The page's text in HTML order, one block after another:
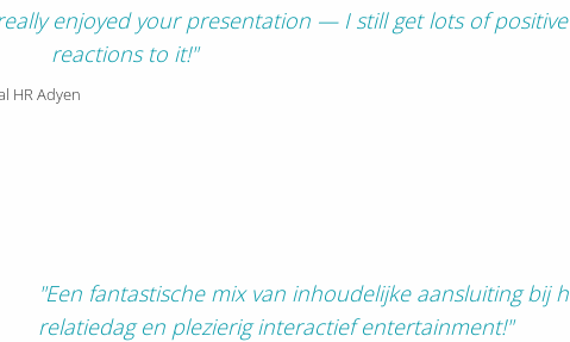
enjoyed your presentation — I still get lots of positive
reactions to it!"
HR Adyen
"Een fantastische mix van inhoudelijke aansluiting bij
relatiedag en plezierig interactief entertainment!"